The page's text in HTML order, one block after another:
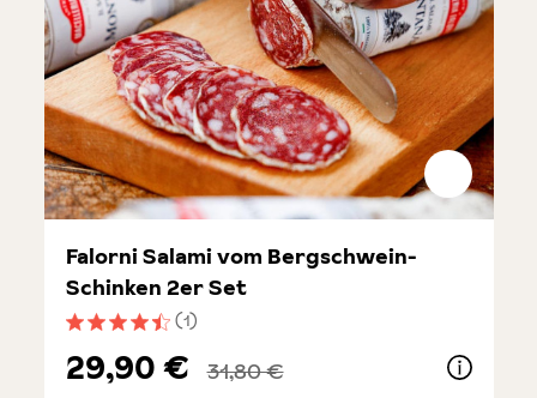
Durchschnittliche Bewertung von 4.5 von 5 Sternen
(1)
Falorni Salami vom Bergschwein-
Schinken 2er Set
29,90 € 31,80 €